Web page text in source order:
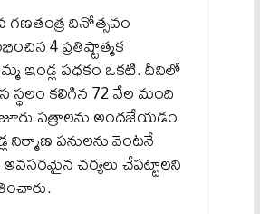
గ‌ణ‌తంత్ర దినోత్సవం
4 ప్ర‌తిష్టాత్మ‌క
ఇండ్ల ప‌ధ‌కం ఒక‌టి. దీనిలో
క‌లిగిన 72 వేల మంది
ప‌త్రాల‌ను అంద‌జేయ‌డం
నిర్మాణ‌ ప‌నులను వెంటనే
అవ‌స‌ర‌మైన చ‌ర్య‌లు చేప‌ట్టాల‌ని